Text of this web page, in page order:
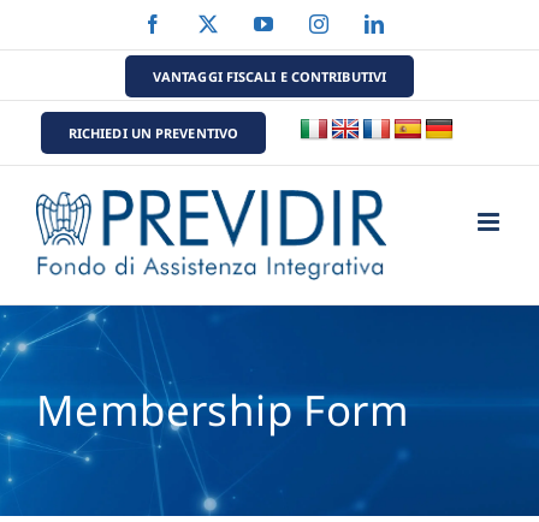
al
Facebook YouTubeInstagramLinkedIn
VANTAGGI FISCALI E CONTRIBUTIVI
RICHIEDI UN PREVENTIVO
Membership Form